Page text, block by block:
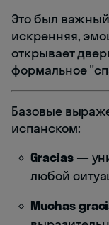
Это был важный
искренняя,
открывает
формальное
Базовые
испанском:
Gracias—
любой
Muchas